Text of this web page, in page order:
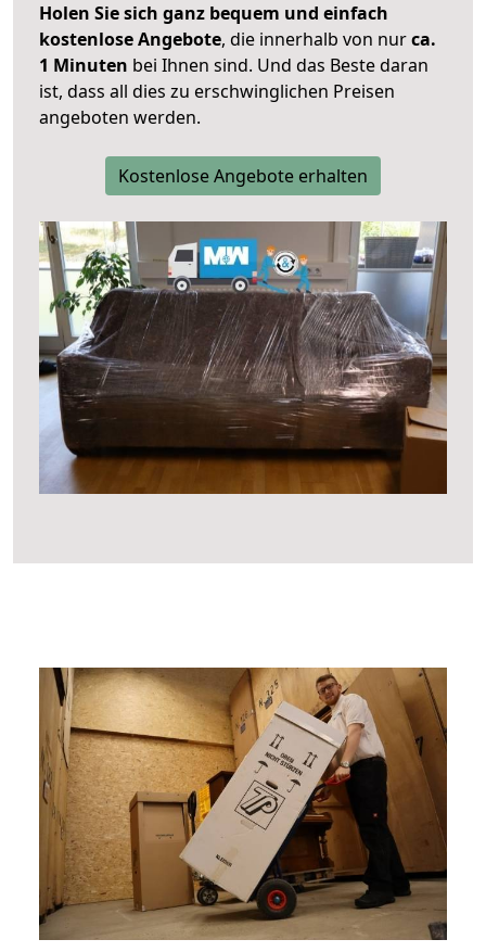
Holen Sie sich ganz bequem und einfach
kostenlose Angebote, die innerhalb von nurca.
1 Minuten bei Ihnen sind. Und das Beste daran
ist, dass all dies zu erschwinglichen Preisen
angeboten werden.
Kostenlose Angebote erhalten